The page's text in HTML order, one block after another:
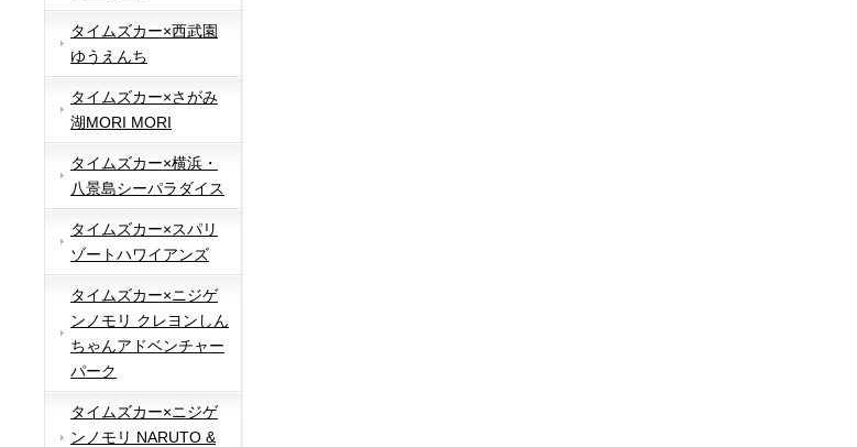
タイムズカー×西武園
ゆうえんち
タイムズカー×さがみ
湖MORI MORI
タイムズカー×横浜・
八景島シーパラダイス
タイムズカー×スパリ
ゾートハワイアンズ
タイムズカー×ニジゲ
ンノモリ クレヨンしん
ちゃんアドベンチャー
パーク
タイムズカー×ニジゲ
ンノモリ NARUTO &